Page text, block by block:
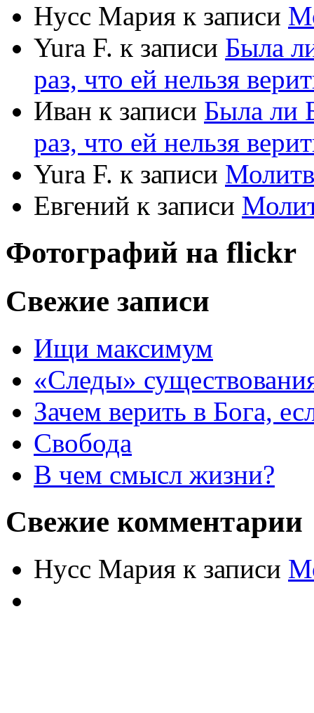
Нусс Мария к записи
Yura F. к записи Была
раз, что ей нельзя
Иван к записи Была ли
раз, что ей нельзя
Yura F. к записи
Евгений к записи
Фотографий на flickr
Свежие записи
Ищи максимум
«Следы»
Зачем верить в Бога,
Свобода
В чем смысл жизни?
Свежие комментарии
Нусс Мария к записи